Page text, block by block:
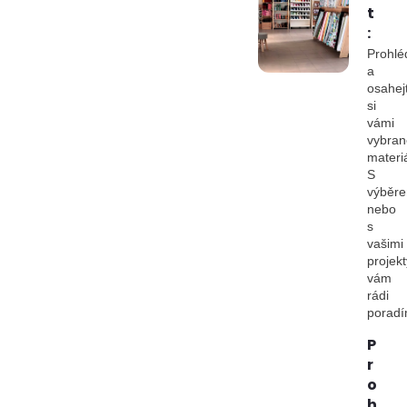
t
:
a
si
vámi
S
nebo
s
vašimi
vám
rádi
P
r
o